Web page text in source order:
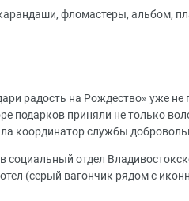
фломастеры, альбом,
радость на Рождество» уже не
подарков приняли не только
координатор службы
социальный отдел
(серый вагончик рядом с